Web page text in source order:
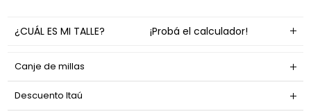
¿CUÁL ES MI TALLE? ¡Probá el calculador!
Canje de millas
Descuento Itaú